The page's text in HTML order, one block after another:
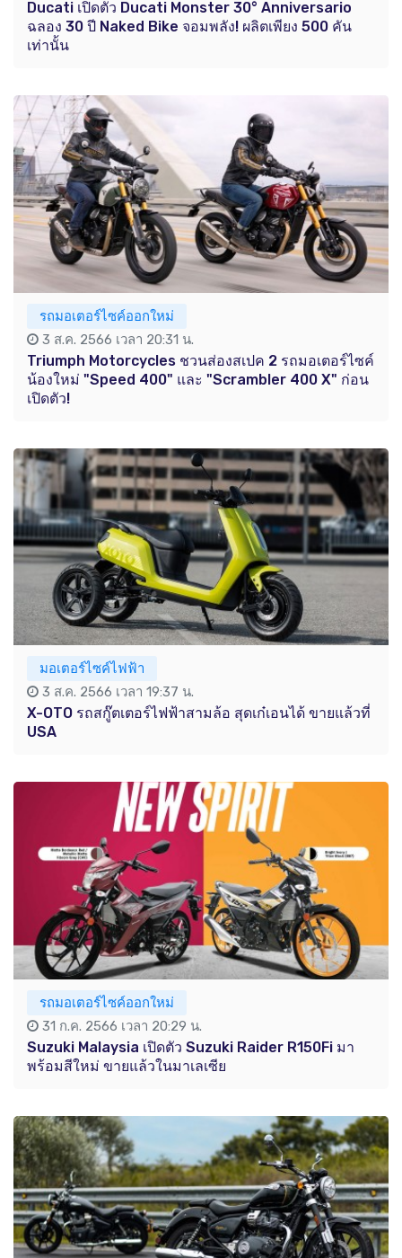
Ducati เปิดตัว Ducati Monster 30° Anniversario
ฉลอง 30 ปี Naked Bike จอมพลัง! ผลิตเพียง 500 คัน
เท่านั้น
รถมอเตอร์ไซค์ออกใหม่
3 ส.ค. 2566 เวลา 20:31 น.
Triumph Motorcycles ชวนส่องสเปค 2 รถมอเตอร์ไซค์
น้องใหม่ "Speed 400" และ "Scrambler 400 X" ก่อน
เปิดตัว!
มอเตอร์ไซค์ไฟฟ้า
3 ส.ค. 2566 เวลา 19:37 น.
X-OTO รถสกู๊ตเตอร์ไฟฟ้าสามล้อ สุดเก๋เอนได้ ขายแล้วที่
USA
รถมอเตอร์ไซค์ออกใหม่
31 ก.ค. 2566 เวลา 20:29 น.
Suzuki Malaysia เปิดตัว Suzuki Raider R150Fi มา
พร้อมสีใหม่ ขายแล้วในมาเลเซีย